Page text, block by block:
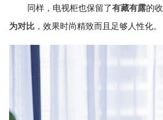
同样，电视柜也保留了有藏有露的
为对比 ，效果时尚精致而且足够人性化。